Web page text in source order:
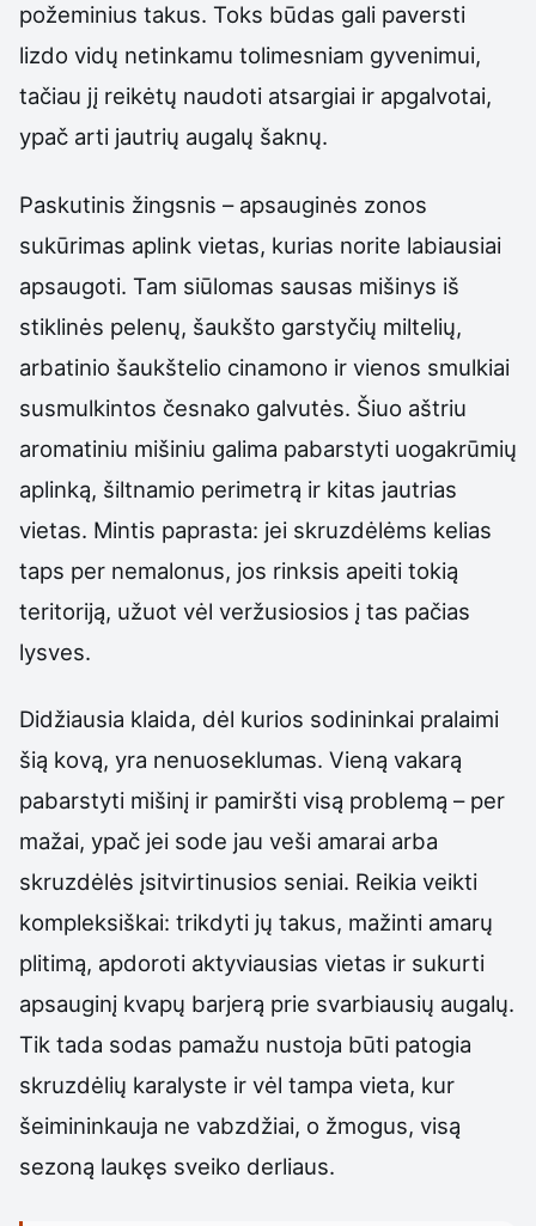
požeminius takus. Toks būdas gali paversti
lizdo vidų netinkamu tolimesniam gyvenimui,
tačiau jį reikėtų naudoti atsargiai ir apgalvotai,
ypač arti jautrių augalų šaknų.
Paskutinis žingsnis – apsauginės zonos
sukūrimas aplink vietas, kurias norite labiausiai
apsaugoti. Tam siūlomas sausas mišinys iš
stiklinės pelenų, šaukšto garstyčių miltelių,
arbatinio šaukštelio cinamono ir vienos smulkiai
susmulkintos česnako galvutės. Šiuo aštriu
aromatiniu mišiniu galima pabarstyti uogakrūmių
aplinką, šiltnamio perimetrą ir kitas jautrias
vietas. Mintis paprasta: jei skruzdėlėms kelias
taps per nemalonus, jos rinksis apeiti tokią
teritoriją, užuot vėl veržusiosios į tas pačias
lysves.
Didžiausia klaida, dėl kurios sodininkai pralaimi
šią kovą, yra nenuoseklumas. Vieną vakarą
pabarstyti mišinį ir pamiršti visą problemą – per
mažai, ypač jei sode jau veši amarai arba
skruzdėlės įsitvirtinusios seniai. Reikia veikti
kompleksiškai: trikdyti jų takus, mažinti amarų
plitimą, apdoroti aktyviausias vietas ir sukurti
apsauginį kvapų barjerą prie svarbiausių augalų.
Tik tada sodas pamažu nustoja būti patogia
skruzdėlių karalyste ir vėl tampa vieta, kur
šeimininkauja ne vabzdžiai, o žmogus, visą
sezoną laukęs sveiko derliaus.